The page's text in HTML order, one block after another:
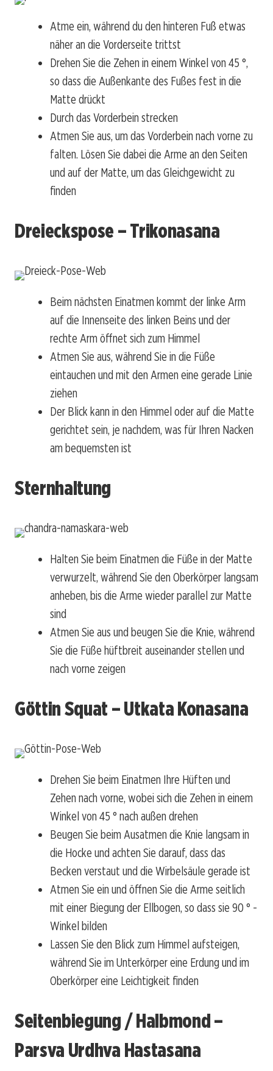
Atme ein, während du den hinteren Fuß etwas
näher an die Vorderseite trittst
Drehen Sie die Zehen in einem Winkel von 45 °,
so dass die Außenkante des Fußes fest in die
Matte drückt
Durch das Vorderbein strecken
Atmen Sie aus, um das Vorderbein nach vorne zu
falten. Lösen Sie dabei die Arme an den Seiten
und auf der Matte, um das Gleichgewicht zu
finden
Dreieckspose – Trikonasana
Beim nächsten Einatmen kommt der linke Arm
auf die Innenseite des linken Beins und der
rechte Arm öffnet sich zum Himmel
Atmen Sie aus, während Sie in die Füße
eintauchen und mit den Armen eine gerade Linie
ziehen
Der Blick kann in den Himmel oder auf die Matte
gerichtet sein, je nachdem, was für Ihren Nacken
am bequemsten ist
Sternhaltung
Halten Sie beim Einatmen die Füße in der Matte
verwurzelt, während Sie den Oberkörper langsam
anheben, bis die Arme wieder parallel zur Matte
sind
Atmen Sie aus und beugen Sie die Knie, während
Sie die Füße hüftbreit auseinander stellen und
nach vorne zeigen
Göttin Squat – Utkata Konasana
Drehen Sie beim Einatmen Ihre Hüften und
Zehen nach vorne, wobei sich die Zehen in einem
Winkel von 45 ° nach außen drehen
Beugen Sie beim Ausatmen die Knie langsam in
die Hocke und achten Sie darauf, dass das
Becken verstaut und die Wirbelsäule gerade ist
Atmen Sie ein und öffnen Sie die Arme seitlich
mit einer Biegung der Ellbogen, so dass sie 90 ° -
Winkel bilden
Lassen Sie den Blick zum Himmel aufsteigen,
während Sie im Unterkörper eine Erdung und im
Oberkörper eine Leichtigkeit finden
Seitenbiegung / Halbmond –
Parsva Urdhva Hastasana